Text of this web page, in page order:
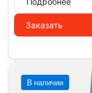
Заказать
В наличии